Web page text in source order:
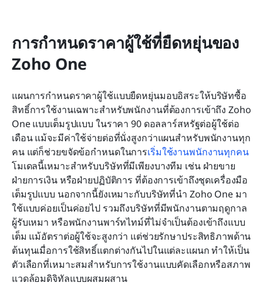
การกำหนดราคาผู้ใช้ที่ยืดหยุ่นของ
Zoho One
แผนการกำหนดราคาผู้ใช้แบบยืดหยุ่นมอบอิสระให้บริษัทซื้อ
สิทธิ์การใช้งานเฉพาะสำหรับพนักงานที่ต้องการเข้าถึง Zoho
One แบบเต็มรูปแบบ ในราคา 90 ดอลลาร์สหรัฐต่อผู้ใช้ต่อ
เดือน แม้จะมีค่าใช้จ่ายต่อที่นั่งสูงกว่าแผนสำหรับพนักงานทุก
คน แต่ก็ช่วยขจัดข้อกำหนดในการเริ่มใช้งานพนักงานทุกคน
โมเดลนี้เหมาะสำหรับบริษัทที่มีเพียงบางทีม เช่น ฝ่ายขาย
ฝ่ายการเงิน หรือฝ่ายปฏิบัติการ ที่ต้องการเข้าถึงชุดเครื่องมือ
เต็มรูปแบบ นอกจากนี้ยังเหมาะกับบริษัทที่นำ Zoho One มา
ใช้แบบค่อยเป็นค่อยไป รวมถึงบริษัทที่มีพนักงานตามฤดูกาล
ผู้รับเหมา หรือพนักงานพาร์ทไทม์ที่ไม่จำเป็นต้องเข้าถึงแบบ
เต็ม แม้อัตราต่อผู้ใช้จะสูงกว่า แต่ช่วยรักษาประสิทธิภาพด้าน
ต้นทุนเมื่อการใช้สิทธิ์แตกต่างกันไปในแต่ละแผนก ทำให้เป็น
ตัวเลือกที่เหมาะสมสำหรับการใช้งานแบบคัดเลือกหรือสภาพ
แวดล้อมดิจิทัลแบบผสมผสาน